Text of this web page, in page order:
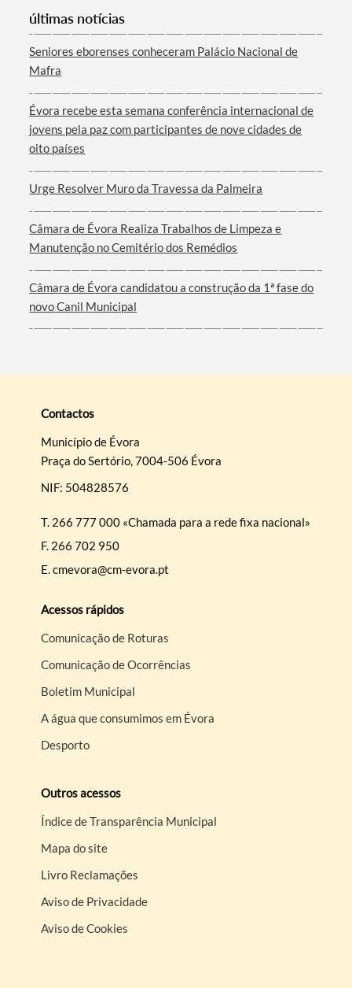
Termo de Pesquisa
Categorias gerais
Filtros
últimas notícias
Seniores eborenses conheceram Palácio Nacional de
Mafra
Évora recebe esta semana conferência internacional de
jovens pela paz com participantes de nove cidades de
oito países
Urge Resolver Muro da Travessa da Palmeira
Câmara de Évora Realiza Trabalhos de Limpeza e
Manutenção no Cemitério dos Remédios
Câmara de Évora candidatou a construção da 1ª fase do
novo Canil Municipal
Contactos
Município de Évora
Praça do Sertório, 7004-506 Évora
NIF: 504828576
T. 266 777 000 «Chamada para a rede fixa nacional»
F. 266 702 950
E.cmevora@cm-evora.pt
Acessos rápidos
Comunicação de Roturas
Comunicação de Ocorrências
Boletim Municipal
A água que consumimos em Évora
Desporto
Outros acessos
Índice de Transparência Municipal
Mapa do site
Livro Reclamações
Aviso de Privacidade
Aviso de Cookies